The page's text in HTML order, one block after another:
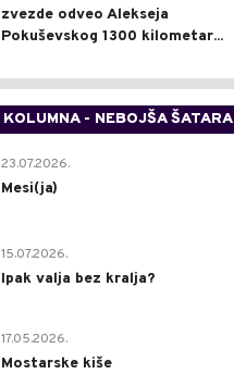
zvezde odveo Alekseja
Pokuševskog 1300 kilometar...
KOLUMNA - NEBOJŠA ŠATARA
23.07.2026.
Mesi(ja)
15.07.2026.
Ipak valja bez kralja?
17.05.2026.
Mostarske kiše